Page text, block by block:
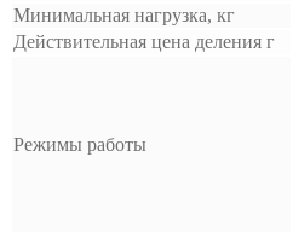
Минимальная нагрузка, кг
Действительная цена деления г
Режимы работы